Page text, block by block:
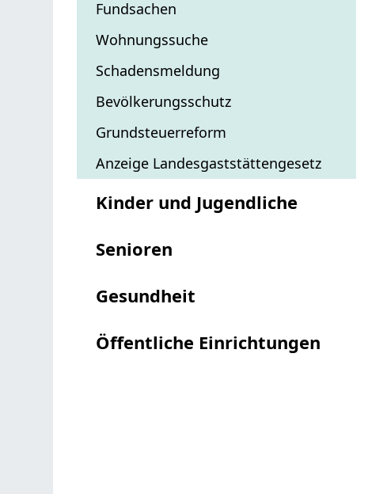
Fundsachen
Wohnungssuche
Schadensmeldung
Bevölkerungsschutz
Grundsteuerreform
Anzeige Landesgaststättengesetz
Kinder und Jugendliche
Senioren
Gesundheit
Öffentliche Einrichtungen